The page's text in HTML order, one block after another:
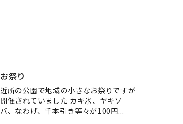
お祭り
近所の公園で地域の小さなお祭りですが
開催されていました カキ氷、ヤキソ
バ、なわげ、千本引き等々が100円...